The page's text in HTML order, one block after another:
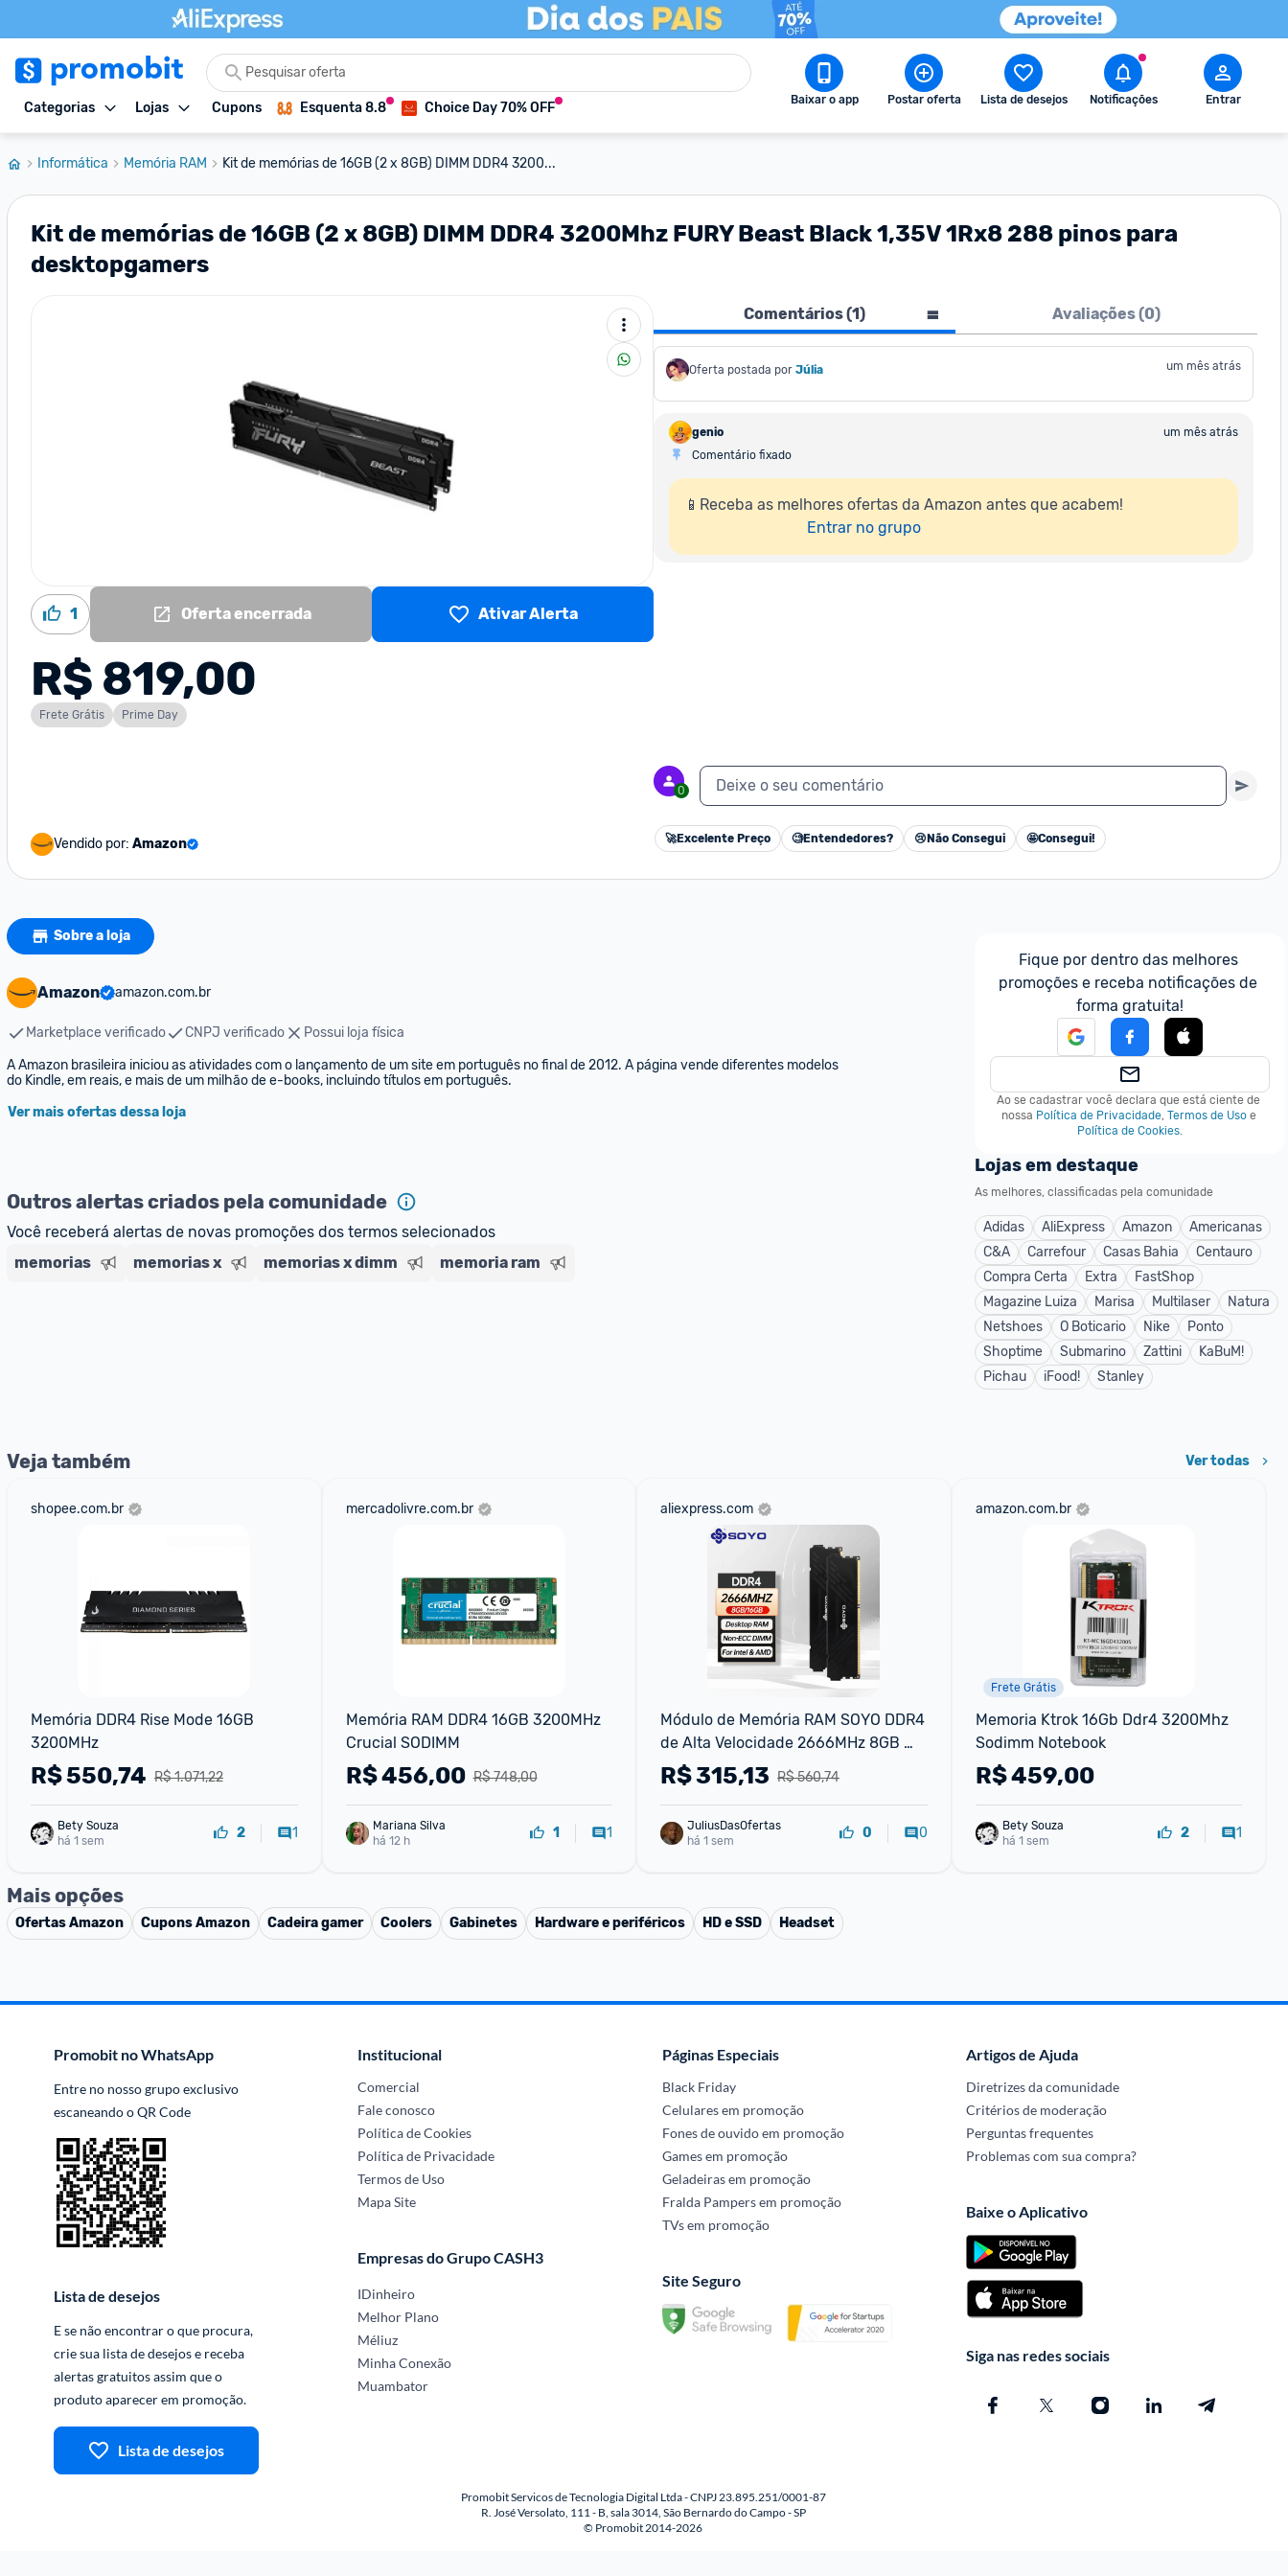
Categorias Lojas Cupons Esquenta 8.8 Choice Day 70% OFF Baixar o app Postar oferta Lista de desejos Notificações Entrar
Informática Memória RAM Kit de memórias de 16GB (2 x 8GB) DIMM DDR4 3200...
Kit de memórias de 16GB (2 x 8GB) DIMM DDR4 3200Mhz FURY Beast Black 1,35V 1Rx8 288 pinos para
desktopgamers
1 Oferta encerrada Ativar Alerta
R$ 819,00
Frete Grátis Prime Day
Vendido por: Amazon
Comentários (1) Avaliações (0)
Oferta postada por Júlia um mês atrás
genio
um mês atrás
Comentário fixado
📱Receba as melhores ofertas da Amazon antes que acabem!
Entrar no grupo
0 Deixe o seu comentário
🚀Excelente Preço 🧐Entendedores? 😢 Não Consegui 🤩Consegui!
Sobre a loja
Amazon amazon.com.br
Marketplace verificado CNPJ verificado
Possui loja física
A Amazon brasileira iniciou as atividades com o lançamento de um site em português no final de 2012. A página vende diferentes modelos
do Kindle, em reais, e mais de um milhão de e-books, incluindo títulos em português.
Ver mais ofertas dessa loja
Outros alertas criados pela comunidade
Você receberá alertas de novas promoções dos termos selecionados
memorias
memorias x memorias x dimm memoria ram
Fique por dentro das melhores
promoções e receba notificações de
forma gratuita!
Ao se cadastrar você declara que está ciente de
nossa Política de Privacidade, Termos de Uso e
Política de Cookies.
Lojas em destaque
As melhores, classificadas pela comunidade
Adidas AliExpress Amazon
Americanas
C&A
Carrefour Casas Bahia
Centauro
Compra Certa
Extra
FastShop
Magazine Luiza
Marisa Multilaser
Natura
Netshoes
O Boticario Nike
Ponto
Shoptime
Submarino Zattini
KaBuM!
Pichau
iFood! Stanley
Veja também Ver todas
shopee.com.br
Memória DDR4 Rise Mode 16GB
3200MHz
R$ 1.071,22
R$550,74
Bety Souza
há 1 sem
2 1
mercadolivre.com.br
Memória RAM DDR4 16GB 3200MHz
Crucial SODIMM
R$ 748,00
R$456,00
Mariana Silva
há 12 h
1 1
aliexpress.com
Módulo de Memória RAM SOYO DDR4
de Alta Velocidade 2666MHz 8GB
16GB para Desktop PC4-21300 1.2V
CL20 288-Pinos Non-EC
R$ 560,74
R$315,13
JuliusDasOfertas
há 1 sem
0 0
amazon.com.br
Frete Grátis
Memoria Ktrok 16Gb Ddr4 3200Mhz
Sodimm Notebook
R$459,00
Bety Souza
há 1 sem
2 1
Mais opções
OfertasAmazon CuponsAmazon Cadeira gamer Coolers Gabinetes Hardware e periféricos HD e SSD Headset
Promobit no WhatsApp
Entre no nosso grupo exclusivo
escaneando o QR Code
Lista de desejos
E se não encontrar o que procura,
crie sua lista de desejos e receba
alertas gratuitos assim que o
produto aparecer em promoção.
Lista de desejos
Institucional
Comercial
Fale conosco
Política de Cookies
Política de Privacidade
Termos de Uso
Mapa Site
Empresas do Grupo CASH3
IDinheiro
Melhor Plano
Méliuz
Minha Conexão
Muambator
Páginas Especiais
Black Friday
Celulares em promoção
Fones de ouvido em promoção
Games em promoção
Geladeiras em promoção
Fralda Pampers em promoção
TVs em promoção
Site Seguro
Artigos de Ajuda
Diretrizes da comunidade
Critérios de moderação
Perguntas frequentes
Problemas com sua compra?
Baixe o Aplicativo
Siga nas redes sociais
Promobit Servicos de Tecnologia Digital Ltda - CNPJ 23.895.251/0001-87
R. José Versolato, 111 - B, sala 3014, São Bernardo do Campo - SP
© Promobit 2014-2026